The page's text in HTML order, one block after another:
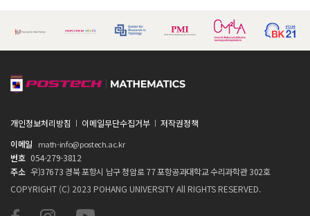
개인정보처리방침 이메일무단수집거부
저작권정책
이메일
math-info@postech.ac.kr
번호 054-279-3812
주소 우)37673 경북 포항시 남구 청암로 77 포항공과대학교 수리과학관 302호
COPYRIGHT (C) 2023 POHANG UNIVERSITY All RIGHTS RESERVED.